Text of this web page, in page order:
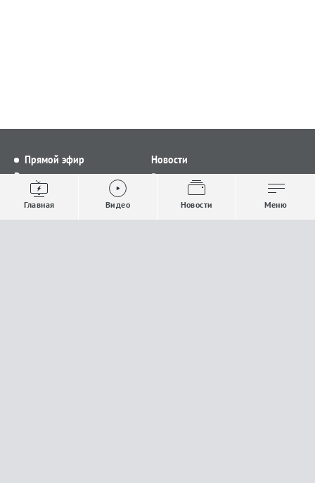
Прямой эфир
Видео
Выпуски новостей
Проекты
Новости
Все новости
Общество
Строительство и ЖКХ
Главная Видео Новости Меню